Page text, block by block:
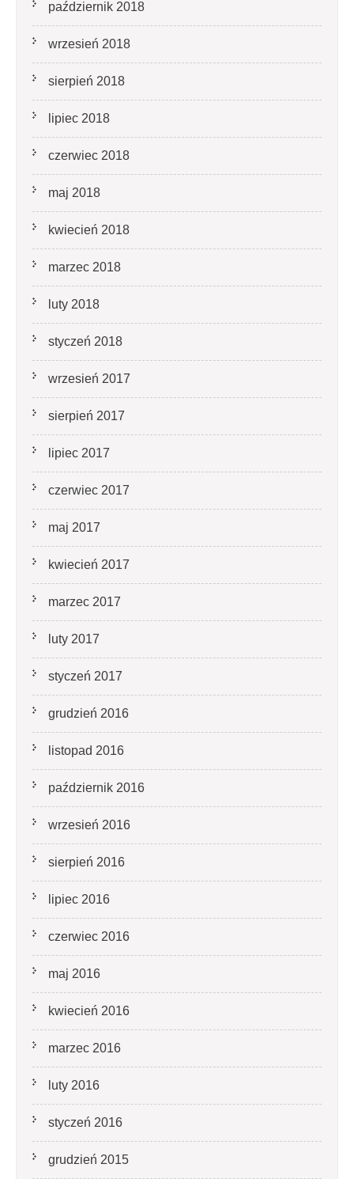
październik 2018
wrzesień 2018
sierpień 2018
lipiec 2018
czerwiec 2018
maj 2018
kwiecień 2018
marzec 2018
luty 2018
styczeń 2018
wrzesień 2017
sierpień 2017
lipiec 2017
czerwiec 2017
maj 2017
kwiecień 2017
marzec 2017
luty 2017
styczeń 2017
grudzień 2016
listopad 2016
październik 2016
wrzesień 2016
sierpień 2016
lipiec 2016
czerwiec 2016
maj 2016
kwiecień 2016
marzec 2016
luty 2016
styczeń 2016
grudzień 2015